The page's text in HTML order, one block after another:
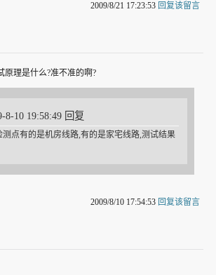
2009/8/21 17:23:53 回复该留言
原理是什么?准不准的啊?
8-10 19:58:49 回复
点有的是机房线路,有的是家宅线路,测试结果
2009/8/10 17:54:53 回复该留言